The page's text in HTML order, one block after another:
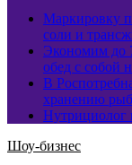
Маркировку
соли и
Экономим до
обед с собой
В
хранению
Нутрициолог
Шоу-бизнес